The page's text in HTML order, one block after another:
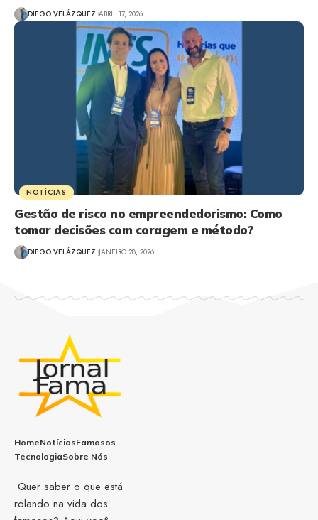
DIEGO VELÁZQUEZ ABRIL 17, 2026
NOTÍCIAS
Gestão de risco no empreendedorismo: Como
tomar decisões com coragem e método?
DIEGO VELÁZQUEZ JANEIRO 28, 2026
HomeNotíciasFamosos
TecnologiaSobre Nós
Quer saber o que está
rolando na vida dos